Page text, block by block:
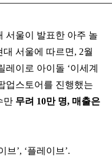
서울이 발표한 아주 놀
서울에 따르면, 2월
레이로 아이돌 ‘이세계
업스토어를 진행했는
만 무려 10만 명, 매출은
브’, ‘플레이브’.